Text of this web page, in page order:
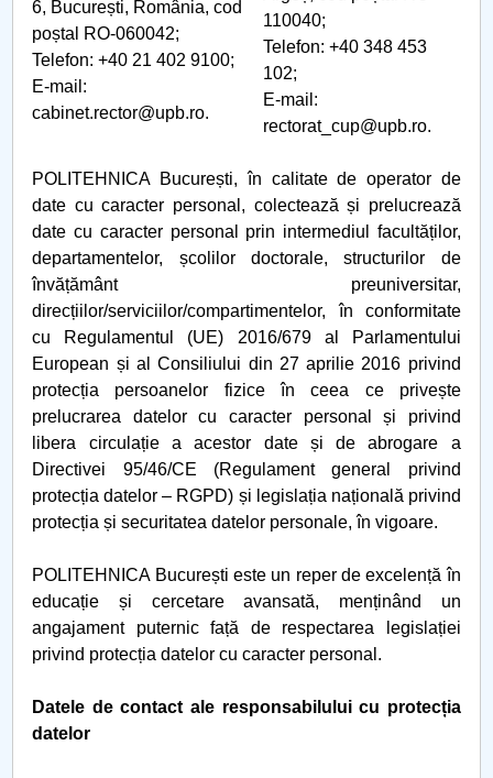
6, București, România, cod
poștal RO-060042;
Telefon: +40 21 402 9100;
E-mail:
cabinet.rector@upb.ro.
110040;
Telefon: +40 348 453
102;
E-mail:
rectorat_cup@upb.ro.
POLITEHNICA București, în calitate de operator de
date cu caracter personal, colectează și prelucrează
date cu caracter personal prin intermediul facultăților,
departamentelor, școlilor doctorale, structurilor de
învățământ preuniversitar,
direcțiilor/serviciilor/compartimentelor, în conformitate
cu Regulamentul (UE) 2016/679 al Parlamentului
European și al Consiliului din 27 aprilie 2016 privind
protecția persoanelor fizice în ceea ce privește
prelucrarea datelor cu caracter personal și privind
libera circulație a acestor date și de abrogare a
Directivei 95/46/CE (Regulament general privind
protecția datelor – RGPD) și legislația națională privind
protecția și securitatea datelor personale, în vigoare.
POLITEHNICA București este un reper de excelență în
educație și cercetare avansată, menținând un
angajament puternic față de respectarea legislației
privind protecția datelor cu caracter personal.
Datele de contact ale responsabilului cu protecția
datelor